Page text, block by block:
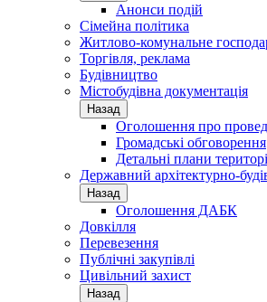
Анонси подій
Сімейна політика
Житлово-комунальне
Торгівля, реклама
Будівництво
Містобудівна документація
Назад
Оголошення про
Громадські обговорення
Детальні плани
Державний архітектурно-
Назад
Оголошення ДАБК
Довкілля
Перевезення
Публічні закупівлі
Цивільний захист
Назад